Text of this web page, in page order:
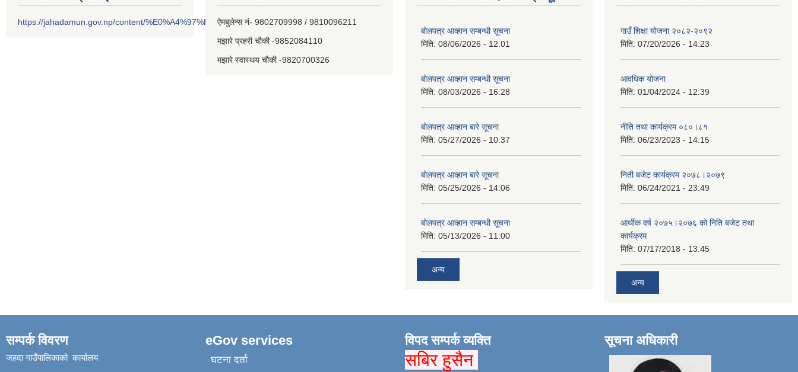
https://jahadamun.gov.np/content/%E0%A4%97%E0%A4%89%E0%A4%81%E0%A4%AA%E0...
ऐमबुलेन्स नं- 9802709998 / 9810096211
मझारे प्रहरी चौकी -9852084110
मझारे स्वास्थय चौकी -9820700326
बोलपत्र आव्हान सम्बन्धी सूचना
मिति: 08/06/2026 - 12:01
बोलपत्र आव्हान सम्बन्धी सूचना
मिति: 08/03/2026 - 16:28
बोलपत्र आव्हान बारे सूचना
मिति: 05/27/2026 - 10:37
बोलपत्र आव्हान बारे सूचना
मिति: 05/25/2026 - 14:06
बोलपत्र आव्हान सम्बन्धी सूचना
मिति: 05/13/2026 - 11:00
अन्य
गाउँ शिक्षा योजना २०८२-२०९२
मिति: 07/20/2026 - 14:23
आवधिक योजना
मिति: 01/04/2024 - 12:39
नीति तथा कार्यक्रम ०८०।८१
मिति: 06/23/2023 - 14:15
निती बजेट कार्यक्रम २०७८।२०७९
मिति: 06/24/2021 - 23:49
आर्थीक वर्ष २०७५।२०७६ को निति बजेट तथा
कार्यक्रम
मिति: 07/17/2018 - 13:45
अन्य
सम्पर्क विवरण
जहदा गाउँपालिकाको कार्यालय
eGov services
घटना दर्ता
विपद सम्पर्क व्यक्ति
सबिर हुसैन
सूचना अधिकारी